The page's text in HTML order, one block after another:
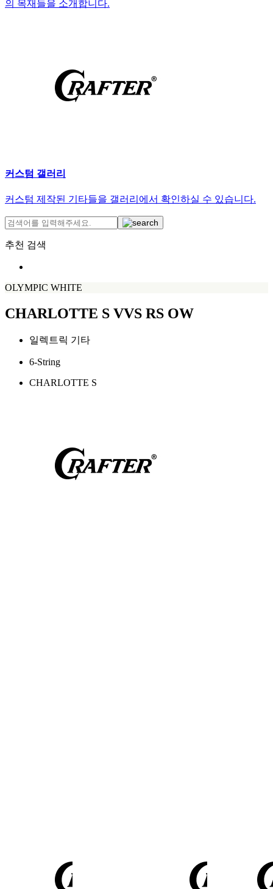
의 목재들을 소개합니다.
커스텀 갤러리
커스텀 제작된 기타들을 갤러리에서 확인하실 수 있습니다.
추천 검색
OLYMPIC WHITE
CHARLOTTE S VVS RS OW
일렉트릭 기타
6-String
CHARLOTTE S